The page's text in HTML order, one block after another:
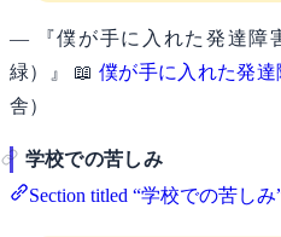
— 『僕が手に入れた発達障
緑）』 📖 僕が手に入れた発
舎）
学校での苦しみ
Section titled “学校での苦しみ